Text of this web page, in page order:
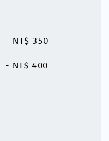
NT$ 350
- NT$ 400